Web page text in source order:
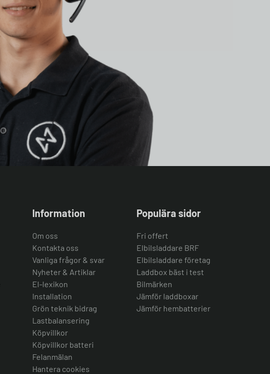
Information
Om oss
Kontakta oss
Vanliga frågor & svar
Nyheter & Artiklar
El-lexikon
Installation
Grön teknik bidrag
Lastbalansering
Köpvillkor
Köpvillkor batteri
Felanmälan
Hantera cookies
Populära sidor
Fri offert
Elbilsladdare BRF
Elbilsladdare företag
Laddbox bäst i test
Bilmärken
Jämför laddboxar
Jämför hembatterier